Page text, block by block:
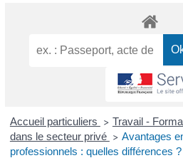
Accueil particuliers > Travail -
dans le secteur privé > Avantages
professionnels : quelles différences ?